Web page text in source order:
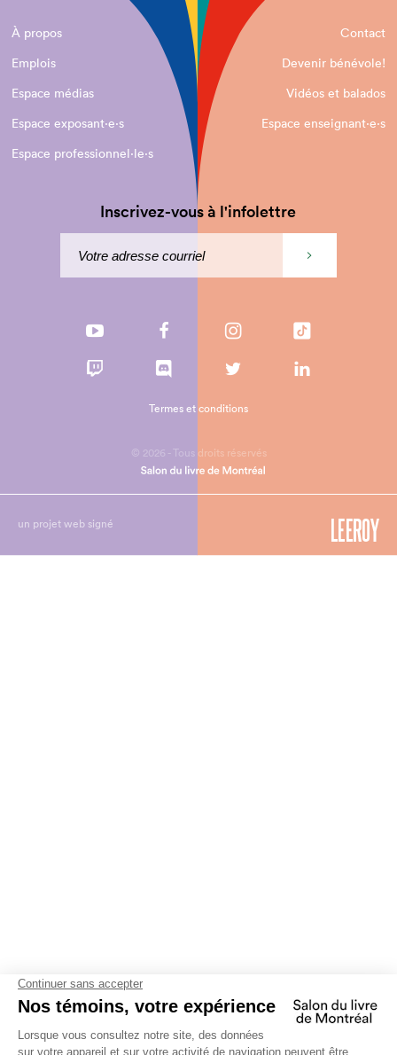
À propos
Contact
Emplois
Devenir bénévole!
Espace médias
Vidéos et balados
Espace exposant·e⋅s
Espace enseignant·e⋅s
Espace professionnel·le⋅s
Inscrivez-vous à l'infolettre
© 2026 - Tous droits réservés
Termes et conditions
un projet web signé